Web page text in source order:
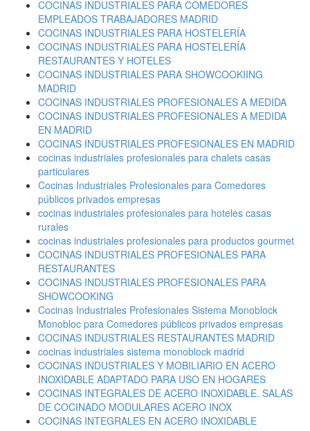
COCINAS INDUSTRIALES PARA COMEDORES
EMPLEADOS TRABAJADORES MADRID
COCINAS INDUSTRIALES PARA HOSTELERÍA
COCINAS INDUSTRIALES PARA HOSTELERÍA
RESTAURANTES Y HOTELES
COCINAS INDUSTRIALES PARA SHOWCOOKIING
MADRID
COCINAS INDUSTRIALES PROFESIONALES A MEDIDA
COCINAS INDUSTRIALES PROFESIONALES A MEDIDA
EN MADRID
COCINAS INDUSTRIALES PROFESIONALES EN MADRID
cocinas industriales profesionales para chalets casas
particulares
Cocinas Industriales Profesionales para Comedores
públicos privados empresas
cocinas industriales profesionales para hoteles casas
rurales
cocinas industriales profesionales para productos gourmet
COCINAS INDUSTRIALES PROFESIONALES PARA
RESTAURANTES
COCINAS INDUSTRIALES PROFESIONALES PARA
SHOWCOOKING
Cocinas Industriales Profesionales Sistema Monoblock
Monobloc para Comedores públicos privados empresas
COCINAS INDUSTRIALES RESTAURANTES MADRID
cocinas industriales sistema monoblock madrid
COCINAS INDUSTRIALES Y MOBILIARIO EN ACERO
INOXIDABLE ADAPTADO PARA USO EN HOGARES
COCINAS INTEGRALES DE ACERO INOXIDABLE. SALAS
DE COCINADO MODULARES ACERO INOX
COCINAS INTEGRALES EN ACERO INOXIDABLE